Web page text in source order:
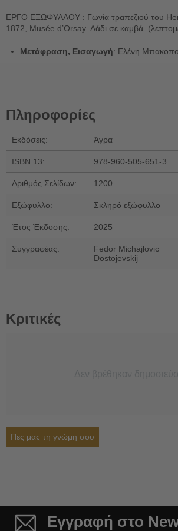
ΕΡΓΟ ΕΞΩΦΥΛΛΟΥ : Γωνία τραπεζιού του
1872, Musée d’Orsay. Λάδι σε καμβά.
Μετάφραση, Εισαγωγή: Ελένη
Πληροφορίες
Εκδόσεις: Άγρα
ISBN 13: 978-960-505-651-3
Αριθμός Σελίδων: 1200
Εξώφυλλο: Σκληρό εξώφυλλο
Έτος Έκδοσης: 2025
Συγγραφέας:
Fedor Michajlovic
Dostojevskij
Κριτικές
Πες μας τη γνώμη σου
Εγγραφή στο